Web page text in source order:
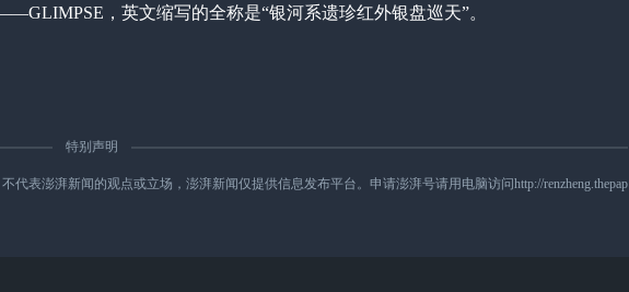
，英文缩写的全称是“银河系遗珍红外银盘巡天”。
特别声明
表澎湃新闻的观点或立场，澎湃新闻仅提供信息发布平台。申请澎湃号请用电脑访问http://renzheng.thepap